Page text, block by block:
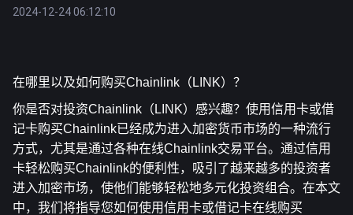
2024-12-24 06:12:10
在哪里以及如何购买Chainlink（LINK）？
你是否对投资Chainlink（LINK）感兴趣？使用信用卡或借
记卡购买Chainlink已经成为进入加密货币市场的一种流行
方式，尤其是通过各种在线Chainlink交易平台。通过信用
卡轻松购买Chainlink的便利性，吸引了越来越多的投资者
进入加密市场，使他们能够轻松地多元化投资组合。在本文
中，我们将指导您如何使用信用卡或借记卡在线购买